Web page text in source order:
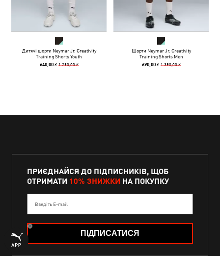
Дитячі шорти Neymar Jr. Creativity
Training Shorts Youth
640,00 ₴ 1 290,00 ₴
Шорти Neymar Jr. Creativity
Training Shorts Men
690,00 ₴ 1 390,00 ₴
ПРИЄДНАЙСЯ ДО ПІДПИСНИКІВ, ЩОБ
ОТРИМАТИ 10% ЗНИЖКИ НА ПОКУПКУ
Введіть E-mail
ПІДПИСАТИСЯ